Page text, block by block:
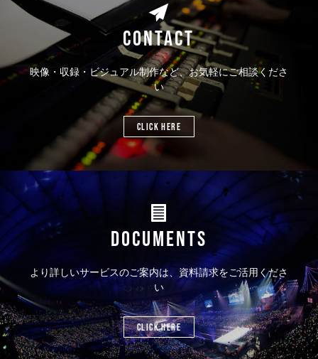
CONTACT
映像・収録・ビジュアル制作など、お気軽にご相談くださ
い
CLICK HERE
DOCUMENTS
より詳しいサービスのご案内は、資料請求をご活用くださ
い
CLICK HERE